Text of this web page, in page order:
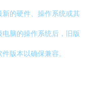
的硬件、操作系统或其
脑的操作系统后，旧版
版本以确保兼容。